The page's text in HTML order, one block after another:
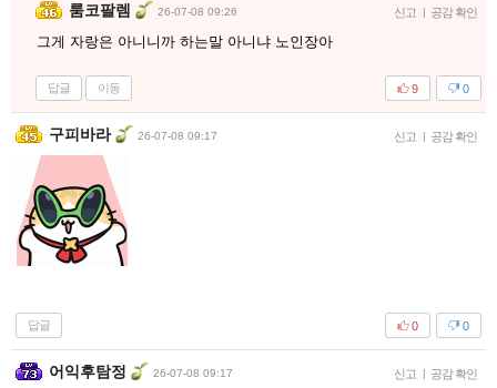
룸코팔렘 26-07-08 09:26 신고 | 공감 확인
그게 자랑은 아니니까 하는말 아니냐 노인장아
답글 이동 0
9
구피바라 26-07-08 09:17 신고 | 공감 확인
답글 0
0
어익후탐정 26-07-08 09:17 신고 | 공감 확인